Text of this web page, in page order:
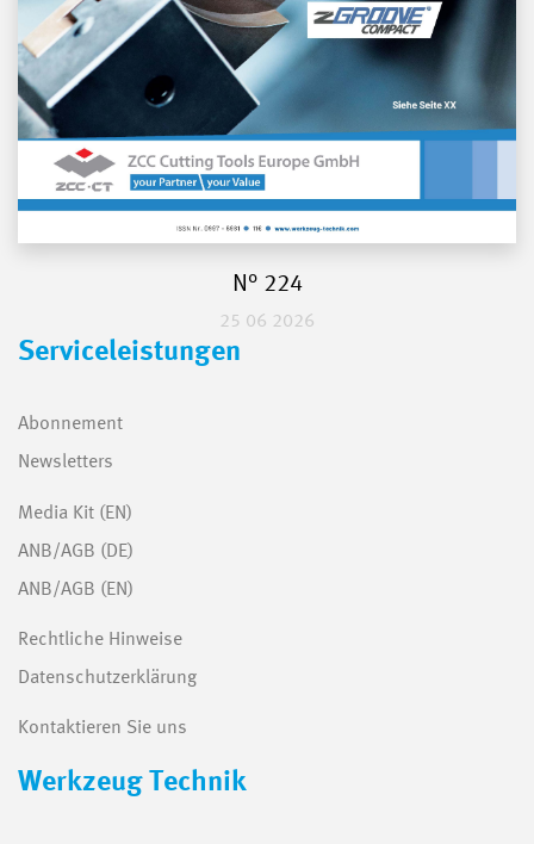
N° 224
25 06 2026
Serviceleistungen
Abonnement
Newsletters
Media Kit (EN)
ANB/AGB (DE)
ANB/AGB (EN)
Rechtliche Hinweise
Datenschutzerklärung
Kontaktieren Sie uns
Werkzeug Technik